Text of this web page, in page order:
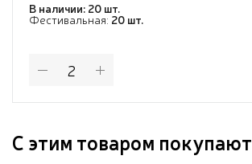
В наличии: 20 шт.
Фестивальная: 20 шт.
С этим товаром покупают